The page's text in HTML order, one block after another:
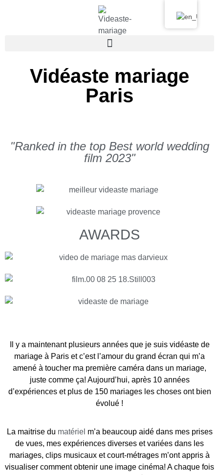
Vidéaste mariage
Paris
"Ranked in the top Best world wedding
film 2023"
AWARDS
Il y a maintenant plusieurs années que je suis vidéaste de
mariage à Paris et c’est l’amour du grand écran qui m’a
amené à toucher ma première caméra dans un mariage,
juste comme ça! Aujourd’hui, après 10 années
d’expériences et plus de 150 mariages les choses ont bien
évolué !
La maitrise du matériel m’a beaucoup aidé dans mes prises
de vues, mes expériences diverses et variées dans les
mariages, clips musicaux et court-métrages m’ont appris à
visualiser comment obtenir une image cinéma! A chaque fois